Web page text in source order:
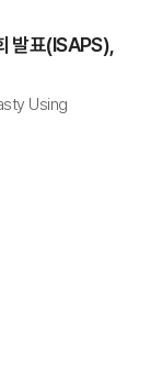
발표(ISAPS),
Using